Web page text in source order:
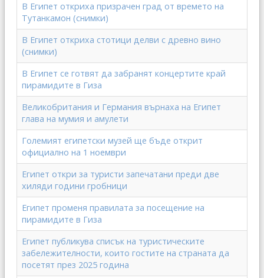
В Египет откриха призрачен град от времето на
Тутанкамон (снимки)
В Египет откриха стотици делви с древно вино
(снимки)
В Египет се готвят да забранят концертите край
пирамидите в Гиза
Великобритания и Германия върнаха на Египет
глава на мумия и амулети
Големият египетски музей ще бъде открит
официално на 1 ноември
Египет откри за туристи запечатани преди две
хиляди години гробници
Египет променя правилата за посещение на
пирамидите в Гиза
Египет публикува списък на туристическите
забележителности, които гостите на страната да
посетят през 2025 година